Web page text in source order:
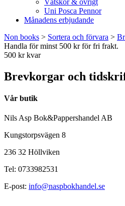
Vätskor & övrigt
Uni Posca Pennor
Månadens erbjudande
Non books > Sortera och förvara >
Handla för minst 500 kr för fri frakt.
500 kr kvar
Brevkorgar och
Vår butik
Nils Asp Bok&Pappershandel AB
Kungstorpsvägen 8
236 32 Höllviken
Tel: 0733982531
E-post: info@naspbokhandel.se